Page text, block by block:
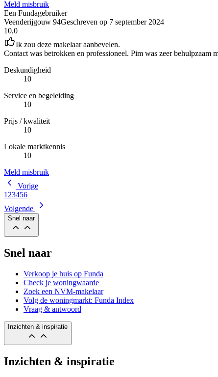
Meld misbruik
Een Fundagebruiker
Veenderijgouw 94Geschreven op 7 september 2024
10,0
Ik zou deze makelaar aanbevelen.
Contact was betrokken en professioneel. Pim was zeer behulpzaam
Deskundigheid
10
Service en begeleiding
10
Prijs / kwaliteit
10
Lokale marktkennis
10
Meld misbruik
Vorige
1 23456
Volgende
Snel naar
Snel naar
Verkoop je huis op Funda
Check je woningwaarde
Zoek een NVM-makelaar
Volg de woningmarkt: Funda Index
Vraag & antwoord
Inzichten & inspiratie
Inzichten & inspiratie